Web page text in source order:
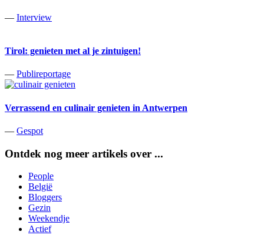
— Interview
Tirol: genieten met al je zintuigen!
— Publireportage
Verrassend en culinair genieten in Antwerpen
— Gespot
Ontdek nog meer artikels over ...
People
België
Bloggers
Gezin
Weekendje
Actief